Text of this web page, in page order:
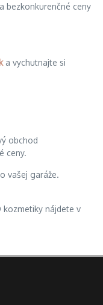
bezkonkurenčné ceny
a vychutnajte si
obchod
ceny.
vašej garáže.
kozmetiky nájdete v